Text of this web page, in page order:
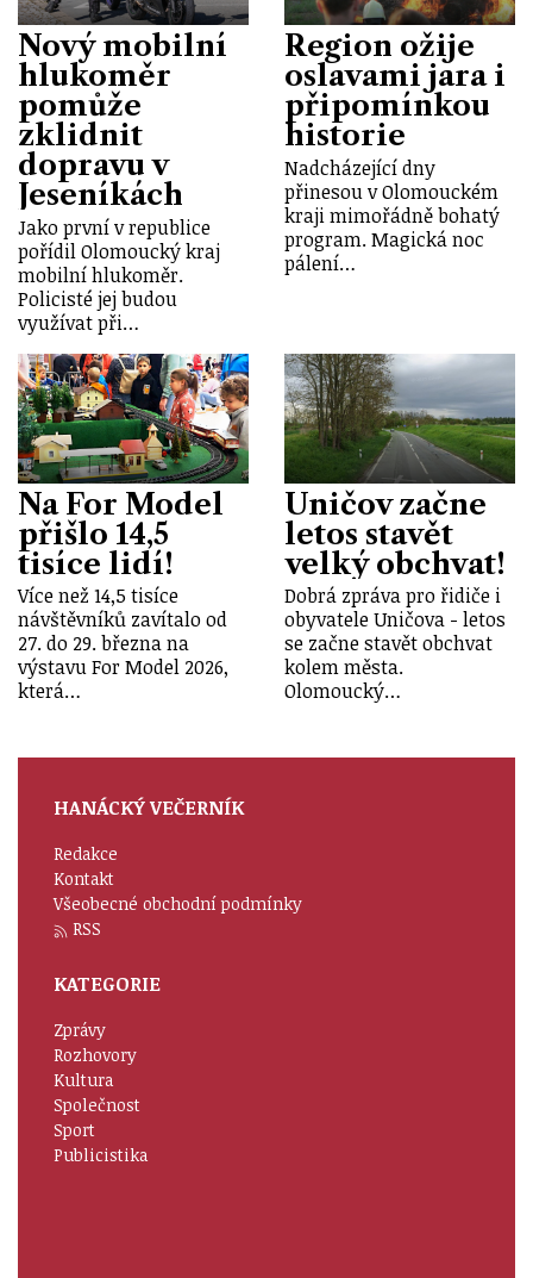
Nový mobilní
hlukoměr
pomůže
zklidnit
dopravu v
Jeseníkách
Jako první v republice
pořídil Olomoucký kraj
mobilní hlukoměr.
Policisté jej budou
využívat při…
Region ožije
oslavami jara i
připomínkou
historie
Nadcházející dny
přinesou v Olomouckém
kraji mimořádně bohatý
program. Magická noc
pálení…
Na For Model
přišlo 14,5
tisíce lidí!
Více než 14,5 tisíce
návštěvníků zavítalo od
27. do 29. března na
výstavu For Model 2026,
která…
Uničov začne
letos stavět
velký obchvat!
Dobrá zpráva pro řidiče i
obyvatele Uničova - letos
se začne stavět obchvat
kolem města.
Olomoucký…
HANÁCKÝ VEČERNÍK
Redakce
Kontakt
Všeobecné obchodní podmínky
RSS
KATEGORIE
Zprávy
Rozhovory
Kultura
Společnost
Sport
Publicistika